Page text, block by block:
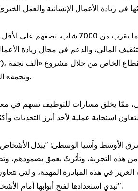
وفي إطار الشراكة بين مؤسسة التمويل الدولية ومؤسسة عبد الله الغرير، سيتلقى ما يقرب
المالي، والدعم في مجال ريادة
ونجمة» الذي يهدف إلى توسيع نطاق الوصول إلى فرص عمل شمولية.
ممّا يخلق مسارات للتوظيف تسهم في
الأوسط وآسيا الوسطى: "يبذل
التجربة، وتأثرتُ بعمق بصمودهم،
في هذه المبادرة المهمة، والتي
تبدي استعدادها لفتح أبوابها أمام الأشخاص النازحين قسرياً الباحثين عن فرص كريمة لكسب الرزق".